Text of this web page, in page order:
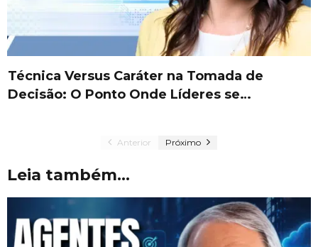
Técnica Versus Caráter na Tomada de
Decisão: O Ponto Onde Líderes se…
Anterior Próximo
Leia também...